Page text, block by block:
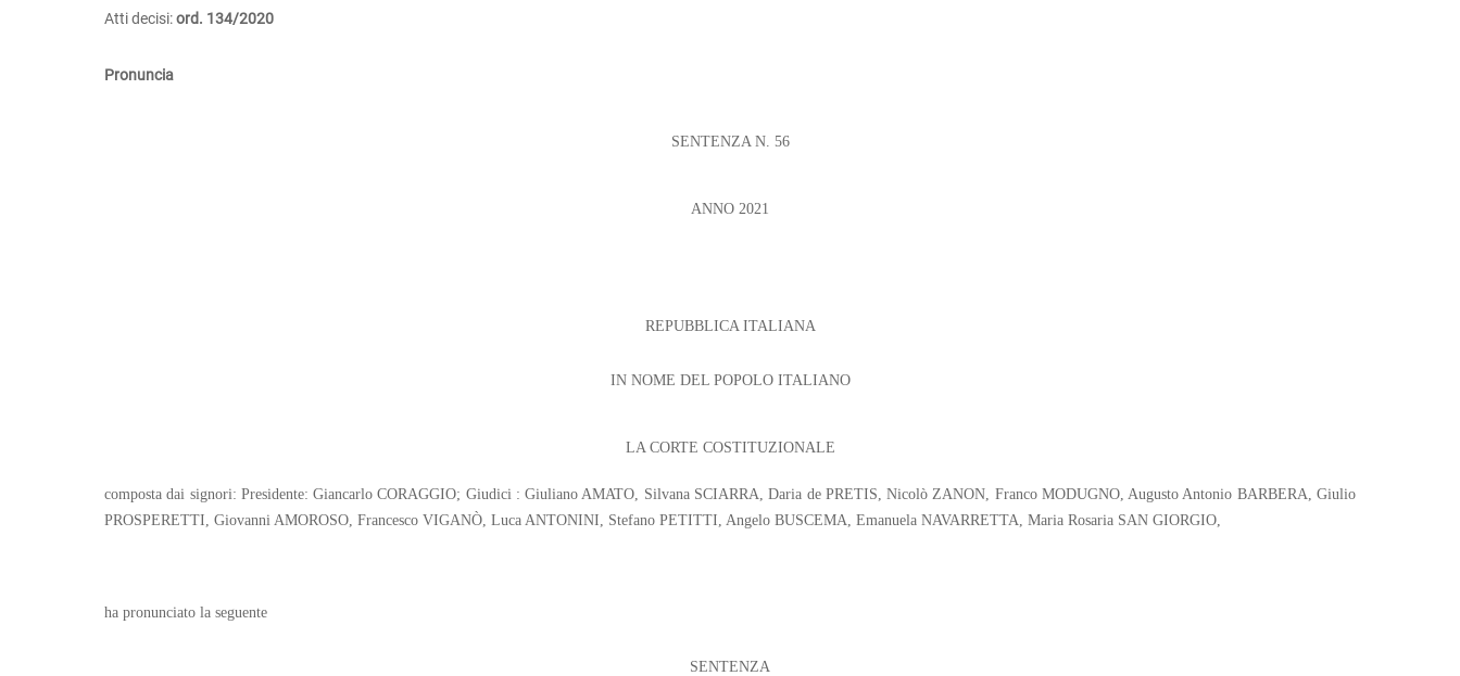
Atti decisi:ord. 134/2020
Pronuncia
SENTENZA N. 56
ANNO 2021
REPUBBLICA ITALIANA
IN NOME DEL POPOLO ITALIANO
LA CORTE COSTITUZIONALE
composta dai signori: Presidente: Giancarlo CORAGGIO; Giudici : Giuliano AMATO, Silvana SCIARRA, Daria de PRETIS, Nicolò ZANON, Franco MODUGNO, Augusto Antonio BARBERA, Giulio
PROSPERETTI, Giovanni AMOROSO, Francesco VIGANÒ, Luca ANTONINI, Stefano PETITTI, Angelo BUSCEMA, Emanuela NAVARRETTA, Maria Rosaria SAN GIORGIO,
ha pronunciato la seguente
SENTENZA